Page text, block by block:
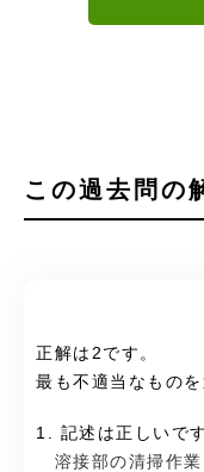
この過去問の
正解は2です。
最も不適当なものを
1. 記述は正しいです
溶接部の清掃作